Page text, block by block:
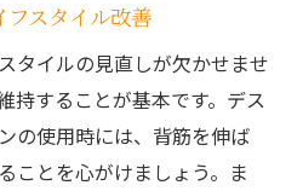
フスタイル改善
タイルの見直しが欠かせませ
持することが基本です。デス
の使用時には、背筋を伸ば
ことを心がけましょう。ま